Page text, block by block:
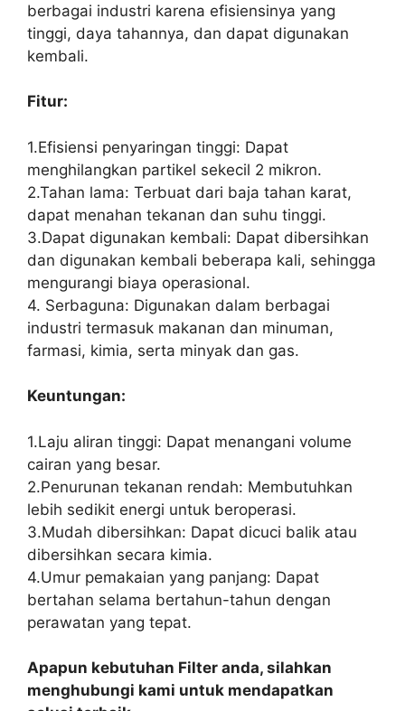
berbagai industri karena efisiensinya yang
tinggi, daya tahannya, dan dapat digunakan
kembali.
Fitur:
1.Efisiensi penyaringan tinggi: Dapat
menghilangkan partikel sekecil 2 mikron.
2.Tahan lama: Terbuat dari baja tahan karat,
dapat menahan tekanan dan suhu tinggi.
3.Dapat digunakan kembali: Dapat dibersihkan
dan digunakan kembali beberapa kali, sehingga
mengurangi biaya operasional.
4. Serbaguna: Digunakan dalam berbagai
industri termasuk makanan dan minuman,
farmasi, kimia, serta minyak dan gas.
Keuntungan:
1.Laju aliran tinggi: Dapat menangani volume
cairan yang besar.
2.Penurunan tekanan rendah: Membutuhkan
lebih sedikit energi untuk beroperasi.
3.Mudah dibersihkan: Dapat dicuci balik atau
dibersihkan secara kimia.
4.Umur pemakaian yang panjang: Dapat
bertahan selama bertahun-tahun dengan
perawatan yang tepat.
Apapun kebutuhan Filter anda, silahkan
menghubungi kami untuk mendapatkan